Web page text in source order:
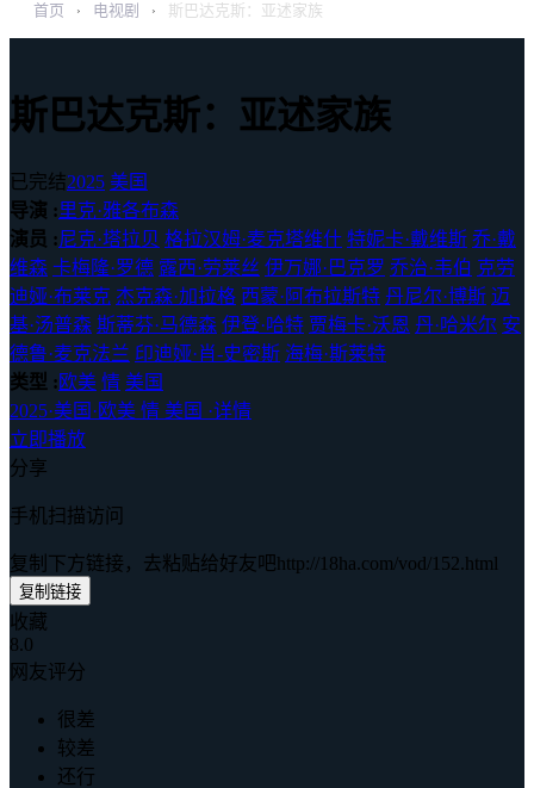
首页 › 电视剧 › 斯巴达克斯：亚述家族
斯巴达克斯：亚述家族
已完结2025 美国
导演 :里克·雅各布森
演员 :尼克·塔拉贝 格拉汉姆·麦克塔维什 特妮卡·戴维斯 乔·戴
维森 卡梅隆·罗德 露西·劳莱丝 伊万娜·巴克罗 乔治·韦伯 克劳
迪娅·布莱克 杰克森·加拉格 西蒙·阿布拉斯特 丹尼尔·博斯 迈
基·汤普森 斯蒂芬·马德森 伊登·哈特 贾梅卡·沃恩 丹·哈米尔 安
德鲁·麦克法兰 印迪娅·肖-史密斯 海梅·斯莱特
类型 :欧美 情 美国
2025·美国 ·欧美 情 美国 ·详情
立即播放
分享
手机扫描访问
复制下方链接，去粘贴给好友吧http://18ha.com/vod/152.html
复制链接
收藏
8.0
网友评分
很差
较差
还行